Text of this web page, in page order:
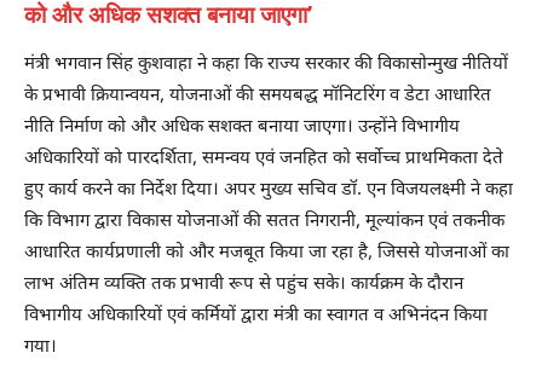
को और अधिक सशक्त बनाया जाएगा’
मंत्री भगवान सिंह कुशवाहा ने कहा कि राज्य सरकार की विकासोन्मुख नीतियों
के प्रभावी क्रियान्वयन, योजनाओं की समयबद्ध मॉनिटरिंग व डेटा आधारित
नीति निर्माण को और अधिक सशक्त बनाया जाएगा। उन्होंने विभागीय
अधिकारियों को पारदर्शिता, समन्वय एवं जनहित को सर्वोच्च प्राथमिकता देते
हुए कार्य करने का निर्देश दिया। अपर मुख्य सचिव डॉ. एन विजयलक्ष्मी ने कहा
कि विभाग द्वारा विकास योजनाओं की सतत निगरानी, मूल्यांकन एवं तकनीक
आधारित कार्यप्रणाली को और मजबूत किया जा रहा है, जिससे योजनाओं का
लाभ अंतिम व्यक्ति तक प्रभावी रूप से पहुंच सके। कार्यक्रम के दौरान
विभागीय अधिकारियों एवं कर्मियों द्वारा मंत्री का स्वागत व अभिनंदन किया
गया।